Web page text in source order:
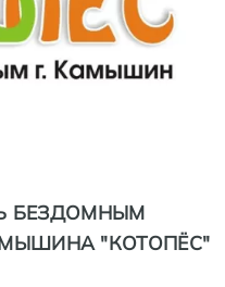
БЕЗДОМНЫМ
"КОТОПЁС"